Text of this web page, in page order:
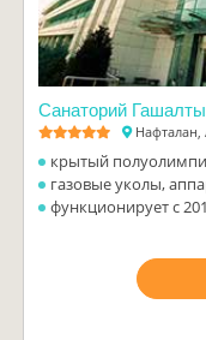
Санаторий
Нафталан,
крытый
газовые уколы,
функционирует с